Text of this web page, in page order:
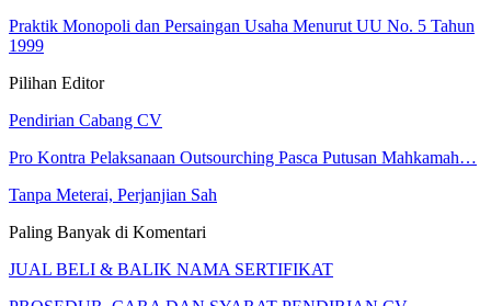
Praktik Monopoli dan Persaingan Usaha Menurut UU No. 5 Tahun
1999
Pilihan Editor
Pendirian Cabang CV
Pro Kontra Pelaksanaan Outsourching Pasca Putusan Mahkamah…
Tanpa Meterai, Perjanjian Sah
Paling Banyak di Komentari
JUAL BELI & BALIK NAMA SERTIFIKAT